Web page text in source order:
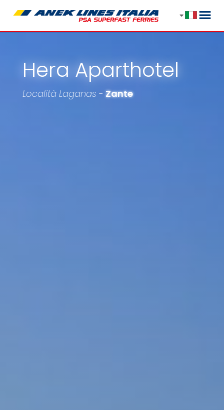
Hera Aparthotel
Località Laganas - Zante